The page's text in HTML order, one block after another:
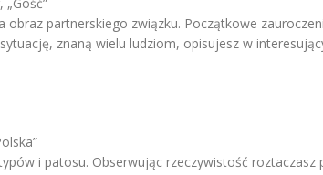
obraz partnerskiego związku. Początkowe
znaną wielu ludziom, opisujesz w
i patosu. Obserwując rzeczywistość